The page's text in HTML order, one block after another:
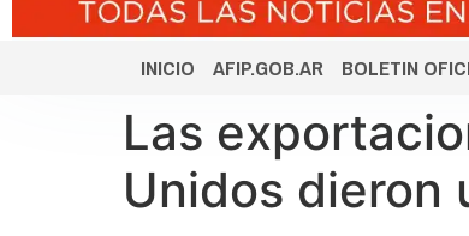
INICIO AFIP.GOB.AR BOLETIN
Las
Unidos dieron